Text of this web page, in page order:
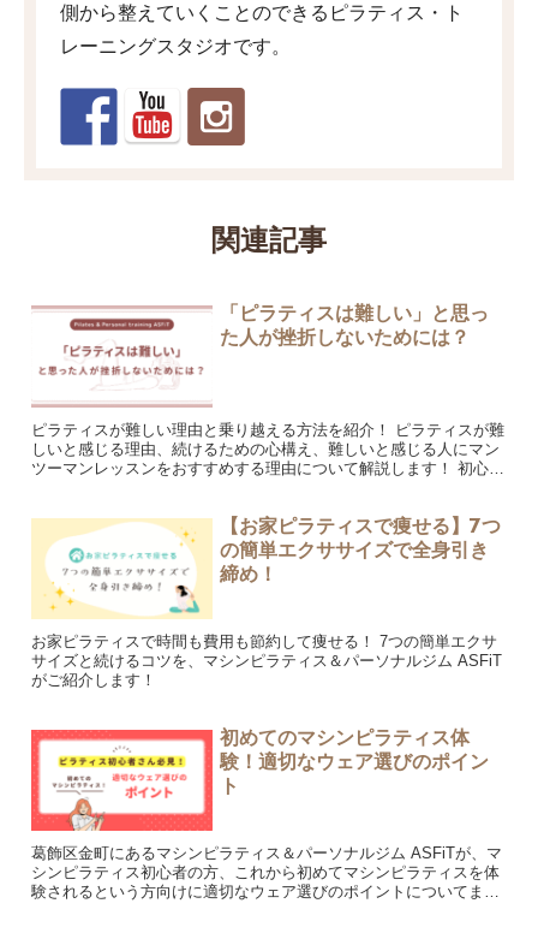
側から整えていくことのできるピラティス・ト
レーニングスタジオです。
関連記事
「ピラティスは難しい」と思っ
た人が挫折しないためには？
ピラティスが難しい理由と乗り越える方法を紹介！ ピラティスが難
しいと感じる理由、続けるための心構え、難しいと感じる人にマン
ツーマンレッスンをおすすめする理由について解説します！ 初心者
【お家ピラティスで痩せる】7つ
の簡単エクササイズで全身引き
締め！
お家ピラティスで時間も費用も節約して痩せる！ 7つの簡単エクサ
サイズと続けるコツを、マシンピラティス＆パーソナルジム ASFiT
がご紹介します！
初めてのマシンピラティス体
験！適切なウェア選びのポイン
ト
葛飾区金町にあるマシンピラティス＆パーソナルジム ASFiTが、マ
シンピラティス初心者の方、これから初めてマシンピラティスを体
験されるという方向けに適切なウェア選びのポイントについてまと